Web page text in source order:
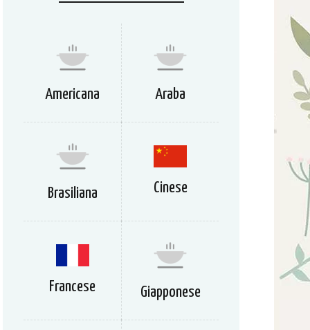
Americana Araba
Brasiliana Cinese
Francese Giapponese